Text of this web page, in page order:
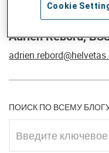
Adrien Rebord,
ПОИСК ПО ВСЕМУ
Cookie